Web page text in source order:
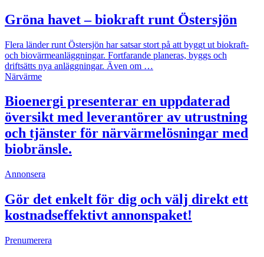
Gröna havet – biokraft runt Östersjön
Flera länder runt Östersjön har satsar stort på att byggt ut biokraft-
och biovärmeanläggningar. Fortfarande planeras, byggs och
driftsätts nya anläggningar. Även om …
Närvärme
Bioenergi presenterar en uppdaterad
översikt med leverantörer av utrustning
och tjänster för närvärmelösningar med
biobränsle.
Annonsera
Gör det enkelt för dig och välj direkt ett
kostnadseffektivt annonspaket!
Prenumerera